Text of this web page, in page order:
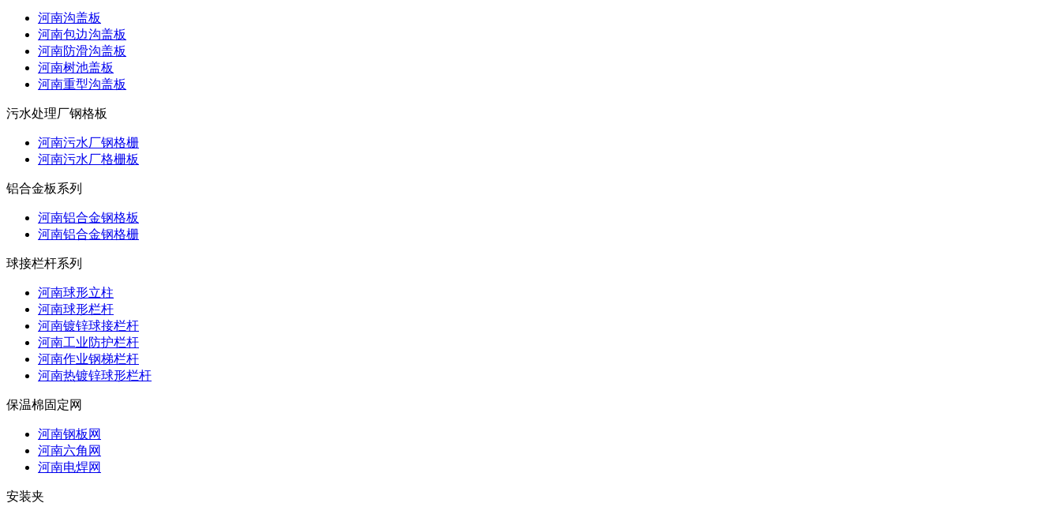
河南沟盖板
河南包边沟盖板
河南防滑沟盖板
河南树池盖板
河南重型沟盖板
污水处理厂钢格板
河南污水厂钢格栅
河南污水厂格栅板
铝合金板系列
河南铝合金钢格板
河南铝合金钢格栅
球接栏杆系列
河南球形立柱
河南球形栏杆
河南镀锌球接栏杆
河南工业防护栏杆
河南作业钢梯栏杆
河南热镀锌球形栏杆
保温棉固定网
河南钢板网
河南六角网
河南电焊网
安装夹